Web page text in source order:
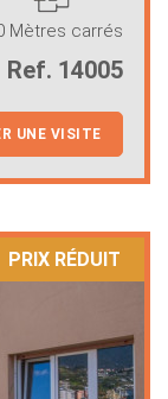
Mètres carrés
Ref. 14005
UNE VISITE
PRIX ​​RÉDUIT